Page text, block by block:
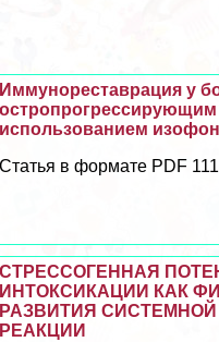
Иммунореставрация у
остропрогрессирующим
использованием
Статья в формате PDF
СТРЕССОГЕННАЯ
ИНТОКСИКАЦИИ КАК
РАЗВИТИЯ
РЕАКЦИИ